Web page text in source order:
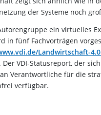
der Systeme noch
ein virtuelles
in fünf Fachvorträgen
Landwirtschaft-
VDI-Statusreport, der
Verantwortliche für die
verfügbar.